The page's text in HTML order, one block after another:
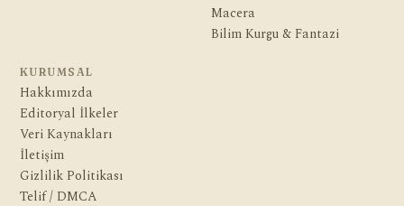
Macera
Bilim Kurgu & Fantazi
KURUMSAL
Hakkımızda
Editoryal İlkeler
Veri Kaynakları
İletişim
Gizlilik Politikası
Telif / DMCA